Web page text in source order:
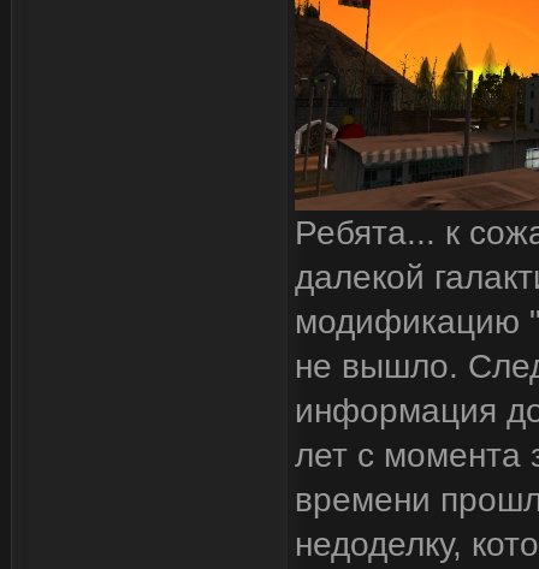
Ребята... к
далекой
модификацию
не вышло.
информация
лет с момента
времени
недоделку,